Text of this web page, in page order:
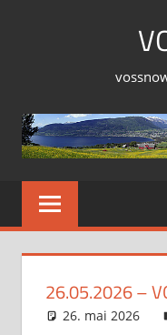
26.05.2026 –
26. mai 2026